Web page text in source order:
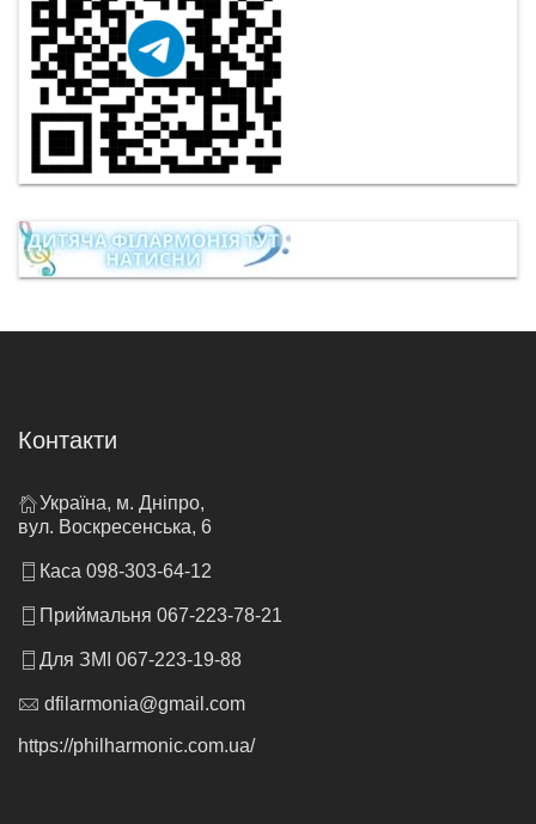
Контакти
Україна, м. Дніпро,
вул. Воскресенська, 6
Каса 098-303-64-12
Приймальня 067-223-78-21
Для ЗМІ 067-223-19-88
dfilarmonia@gmail.com
https://philharmonic.com.ua/